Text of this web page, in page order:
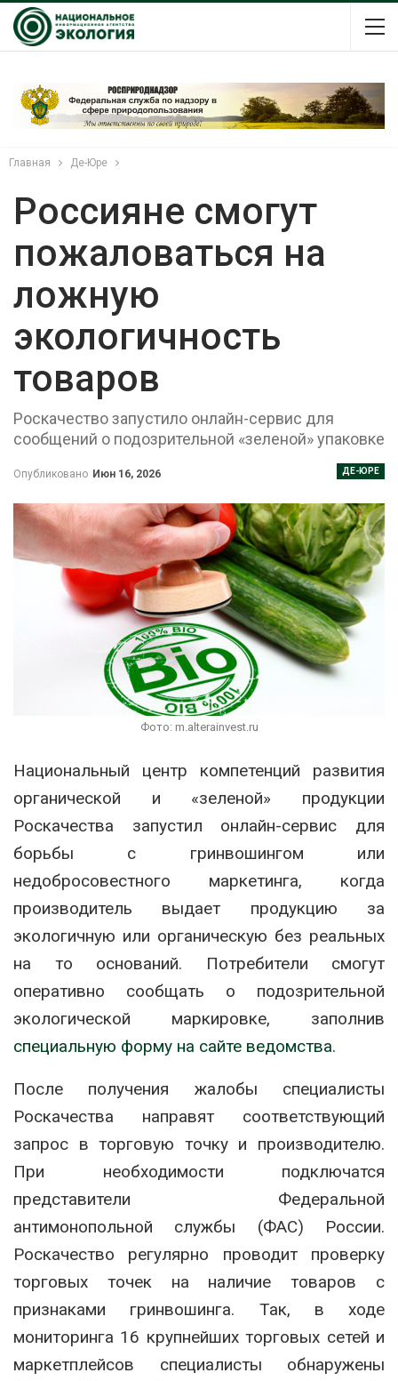
Главная Де-Юре
Россияне смогут
пожаловаться на
ложную
экологичность
товаров
Роскачество запустило онлайн-сервис для
сообщений о подозрительной «зеленой» упаковке
ДЕ-ЮРЕ
Опубликовано Июн 16, 2026
Фото: m.alterainvest.ru
Национальный центр компетенций развития
органической и «зеленой» продукции
Роскачества запустил онлайн-сервис для
борьбы с гринвошингом или
недобросовестного маркетинга, когда
производитель выдает продукцию за
экологичную или органическую без реальных
на то оснований. Потребители смогут
оперативно сообщать о подозрительной
экологической маркировке, заполнив
специальную форму на сайте ведомства.
После получения жалобы специалисты
Роскачества направят соответствующий
запрос в торговую точку и производителю.
При необходимости подключатся
представители Федеральной
антимонопольной службы (ФАС) России.
Роскачество регулярно проводит проверку
торговых точек на наличие товаров с
признаками гринвошинга. Так, в ходе
мониторинга 16 крупнейших торговых сетей и
маркетплейсов специалисты обнаружены